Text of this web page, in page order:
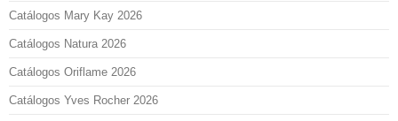
Catálogos Mary Kay 2026
Catálogos Natura 2026
Catálogos Oriflame 2026
Catálogos Yves Rocher 2026